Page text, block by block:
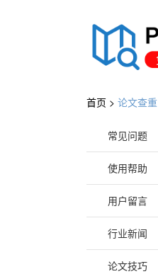
首页 > 论文查重
常见问题
使用帮助
用户留言
行业新闻
论文技巧